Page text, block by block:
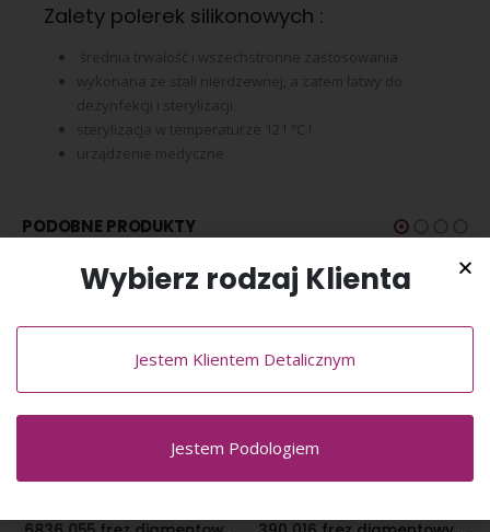
Zalety polerek silikonowych :
średnia trwałość i wszechstronne zastosowania
wykonana ze stali nierdzewnej, a zatem łatwy do
dezynfekcji i sterylizacji.
sterylizacja w temperaturze 121 ℃ !
urządzenie medyczne
PODOBNE PRODUKTY
Wybierz rodzaj Klienta
Jestem Klientem Detalicznym
Jestem Podologiem